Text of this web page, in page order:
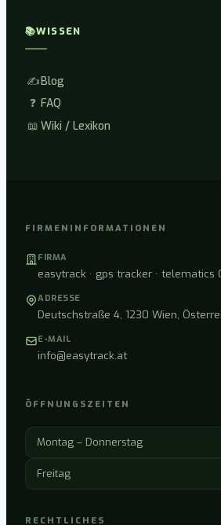
📚WISSEN
✍️Blog
❓ FAQ
📖 Wiki / Lexikon
FIRMENINFORMATIONEN
FIRMA
easytrack · gps tracker · telematics
ADRESSE
Deutschstraße 4, 1230 Wien,
E-MAIL
info@easytrack.at
ÖFFNUNGSZEITEN
Montag – Donnerstag
Freitag
RECHTLICHES